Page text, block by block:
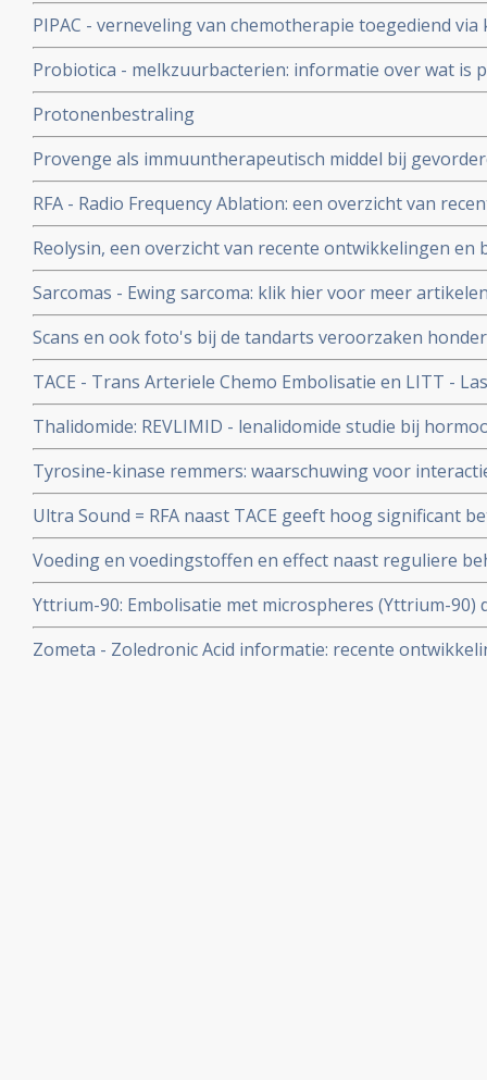
PIPAC - verneveling van chemotherapie toegediend
voor met name buikvliestumoren geeft goede
Probiotica - melkzuurbacterien: informatie over wat is
probiotica bij o.a. darmkanker en ziekte van Crohn
Protonenbestraling
Provenge als immuuntherapeutisch middel bij
significant meer overlevingen indien gegeven samen
Blijkt uit Fase III studie.
RFA - Radio Frequency Ablation: een overzicht van
Reolysin, een overzicht van recente ontwikkelingen en
virus medicijn
Sarcomas - Ewing sarcoma: klik hier voor meer
ontwikkelingen bij sarcomas en ewing sarcoma
Scans en ook foto's bij de tandarts veroorzaken
kanker per jaar alleen al in Engeland en duizenden
aldus studie aan universiteit van Oxfort
TACE - Trans Arteriele Chemo Embolisatie en LITT -
Thermotherapy informatie
Thalidomide: REVLIMID - lenalidomide studie bij
wordt gestopt wegens geen resultaat. Bij andere
Hodgkin gaan studies wel verder met tot nu toe goede
Tyrosine-kinase remmers: waarschuwing voor
werking van deze klasse van medicijnen kan
Nederlandse onderzoekers in The Lancet
Ultra Sound = RFA naast TACE geeft hoog significant
TACE bij levertumoren met een gemiddelde grootte van
gerandomiseerde studies bij totaal 200 patiënten met
Voeding en voedingstoffen en effect naast reguliere
en voeding staan vele artikelen en studies die
voedingsuppletie naast reguliere behandelingen vaak
behandeling v
Yttrium-90: Embolisatie met microspheres (Yttrium-90)
voor inoperabele levertumoren succesvolle
Zometa - Zoledronic Acid informatie: recente